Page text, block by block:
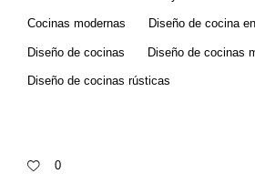
Cocinas modernas Diseño de cocina
Diseño de cocinas Diseño de cocinas
Diseño de cocinas rústicas
0